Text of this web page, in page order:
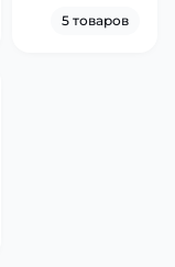
5 товаров